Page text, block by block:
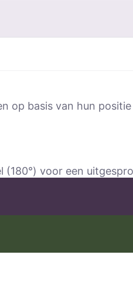
basis van hun
(180°) voor een